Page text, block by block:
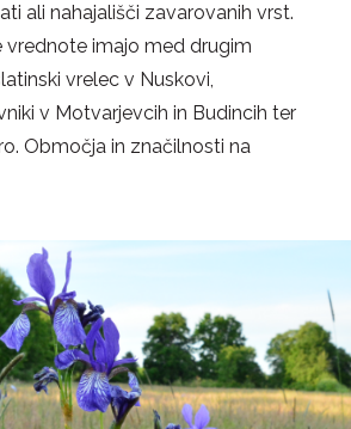
ali nahajališči zavarovanih vrst.
vrednote imajo med drugim
vrelec v Nuskovi,
v Motvarjevcih in Budincih ter
Območja in značilnosti na